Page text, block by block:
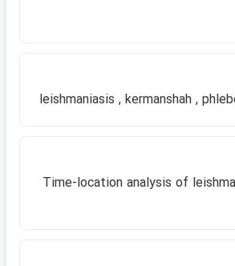
leishmaniasis , kermanshah ,
Time-location analysis of